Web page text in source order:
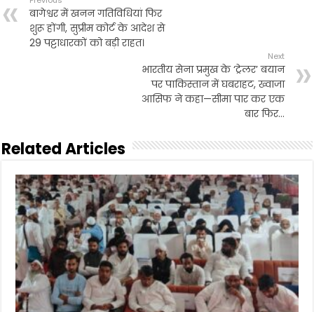
o
o
k
e
r
p
p
बागेश्वर में खनन गतिविधियां फिर
शुरू होंगी, सुप्रीम कोर्ट के आदेश से
29 पट्टाधारकों को बड़ी राहत।
Next
भारतीय सेना प्रमुख के ‘ट्रेलर’ बयान
पर पाकिस्तान में घबराहट, ख्वाजा
आसिफ ने कहा—सीमा पार कर एक
बार फिर…
Related Articles